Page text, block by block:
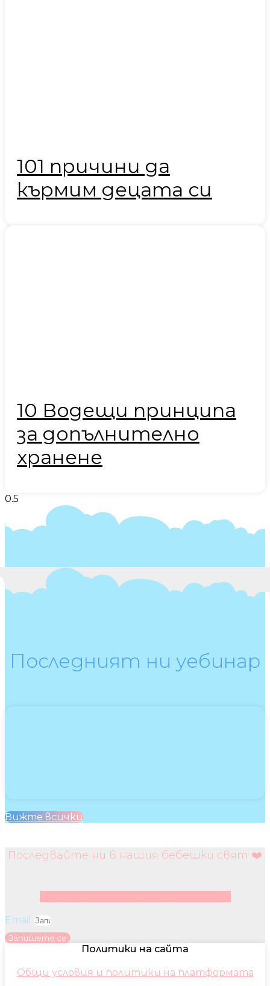
101 причини да
кърмим децата си
10 Водещи принципа
за допълнително
хранене
Последният ни уебинар
Вижте всички
Последвайте ни в нашия бебешки свят ❤️
Email
Запишете се
Политики на сайта
Общи условия и политики на платформата